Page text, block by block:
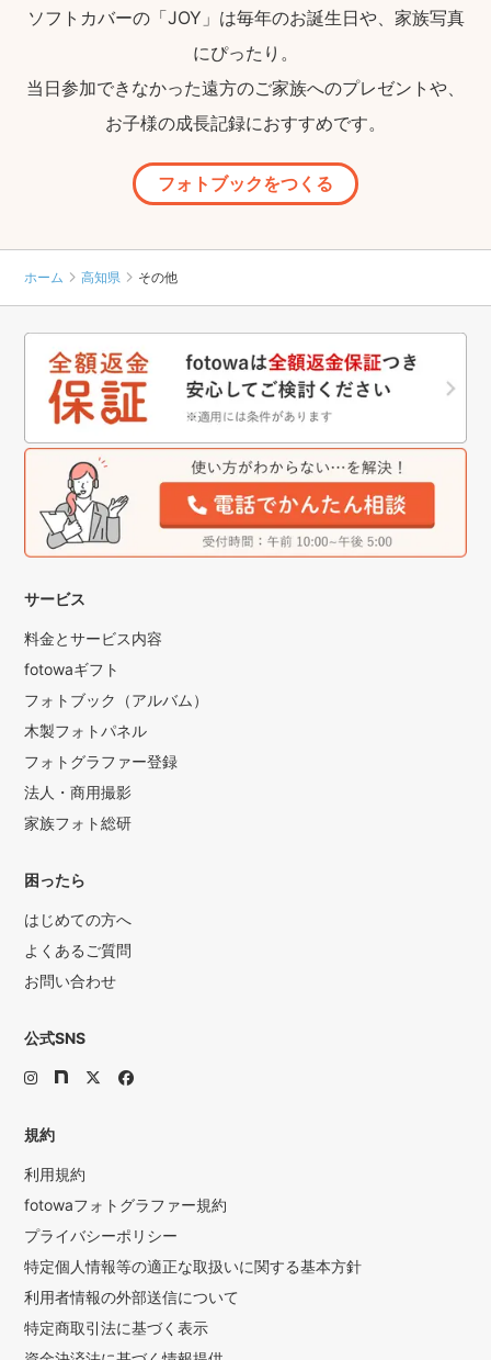
ソフトカバーの「JOY」は毎年のお誕生日や、家族写真
にぴったり。
当日参加できなかった遠方のご家族へのプレゼントや、
お子様の成長記録におすすめです。
フォトブックをつくる
ホーム 高知県 その他
サービス
料金とサービス内容
fotowaギフト
フォトブック（アルバム）
木製フォトパネル
フォトグラファー登録
法人・商用撮影
家族フォト総研
困ったら
はじめての方へ
よくあるご質問
お問い合わせ
公式SNS
規約
利用規約
fotowaフォトグラファー規約
プライバシーポリシー
特定個人情報等の適正な取扱いに関する基本方針
利用者情報の外部送信について
特定商取引法に基づく表示